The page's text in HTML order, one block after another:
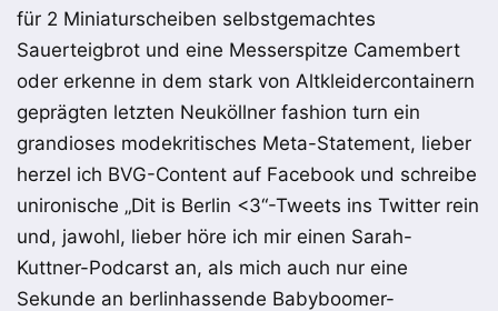
für 2 Miniaturscheiben selbstgemachtes
Sauerteigbrot und eine Messerspitze Camembert
oder erkenne in dem stark von Altkleidercontainern
geprägten letzten Neuköllner fashion turn ein
grandioses modekritisches Meta-Statement, lieber
herzel ich BVG-Content auf Facebook und schreibe
unironische „Dit is Berlin <3“-Tweets ins Twitter rein
und, jawohl, lieber höre ich mir einen Sarah-
Kuttner-Podcarst an, als mich auch nur eine
Sekunde an berlinhassende Babyboomer-